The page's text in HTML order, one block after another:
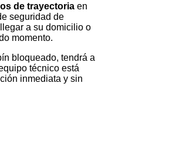
de trayectoria en
seguridad de
a su domicilio o
momento.
bloqueado, tendrá a
técnico está
inmediata y sin